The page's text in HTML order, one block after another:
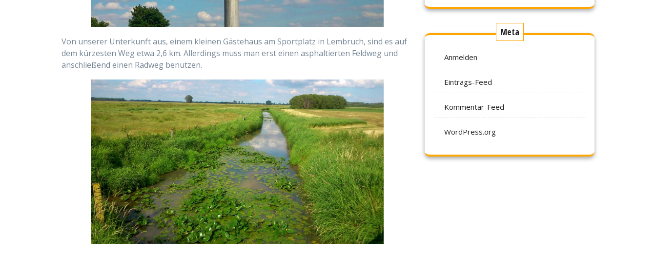
Von unserer Unterkunft aus, einem kleinen Gästehaus am Sportplatz in Lembruch, sind es auf
dem kürzesten Weg etwa 2,6 km. Allerdings muss man erst einen asphaltierten Feldweg und
anschließend einen Radweg benutzen.
Meta
Anmelden
Eintrags-Feed
Kommentar-Feed
WordPress.org